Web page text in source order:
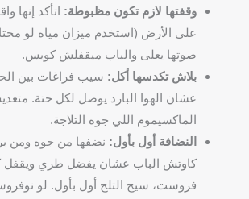
وقفتها لازم تكون مظبوطة: اتأكد إنها
على الأرض (استخدم ميزان مياه لو
صوتها يعلى والباب ميقفلش كويس.
بلاش تكدسها أكل: سيب فراغات بين
عشان الهوا البارد يوصل لكل حتة.
الماكسيموم اللي جوه التلاجة.
النضافة أول بأول: نضفها من جوه ومن
كاوتش الباب عشان يفضل طري
فروست، سيح التلج أول بأول. لو